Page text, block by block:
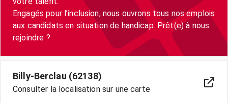
Engagés pour l’inclusion, nous ouvrons tous nos emplois
aux candidats en situation de handicap. Prêt(e) à nous
Billy-Berclau (62138)
Consulter la localisation sur une carte